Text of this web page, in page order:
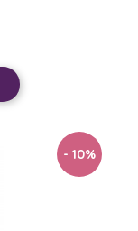
- 10%